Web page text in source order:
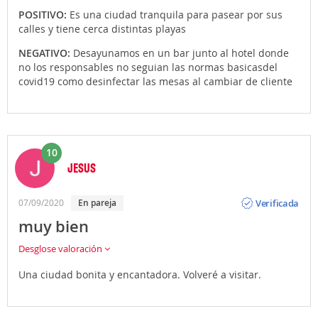
POSITIVO: Es una ciudad tranquila para pasear por sus
calles y tiene cerca distintas playas
NEGATIVO: Desayunamos en un bar junto al hotel donde
no los responsables no seguian las normas basicasdel
covid19 como desinfectar las mesas al cambiar de cliente
10
JESUS
07/09/2020 En pareja
Verificada
muy bien
Desglose valoración
Una ciudad bonita y encantadora. Volveré a visitar.